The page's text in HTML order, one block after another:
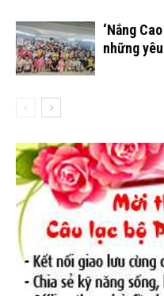
‘Nắng
những